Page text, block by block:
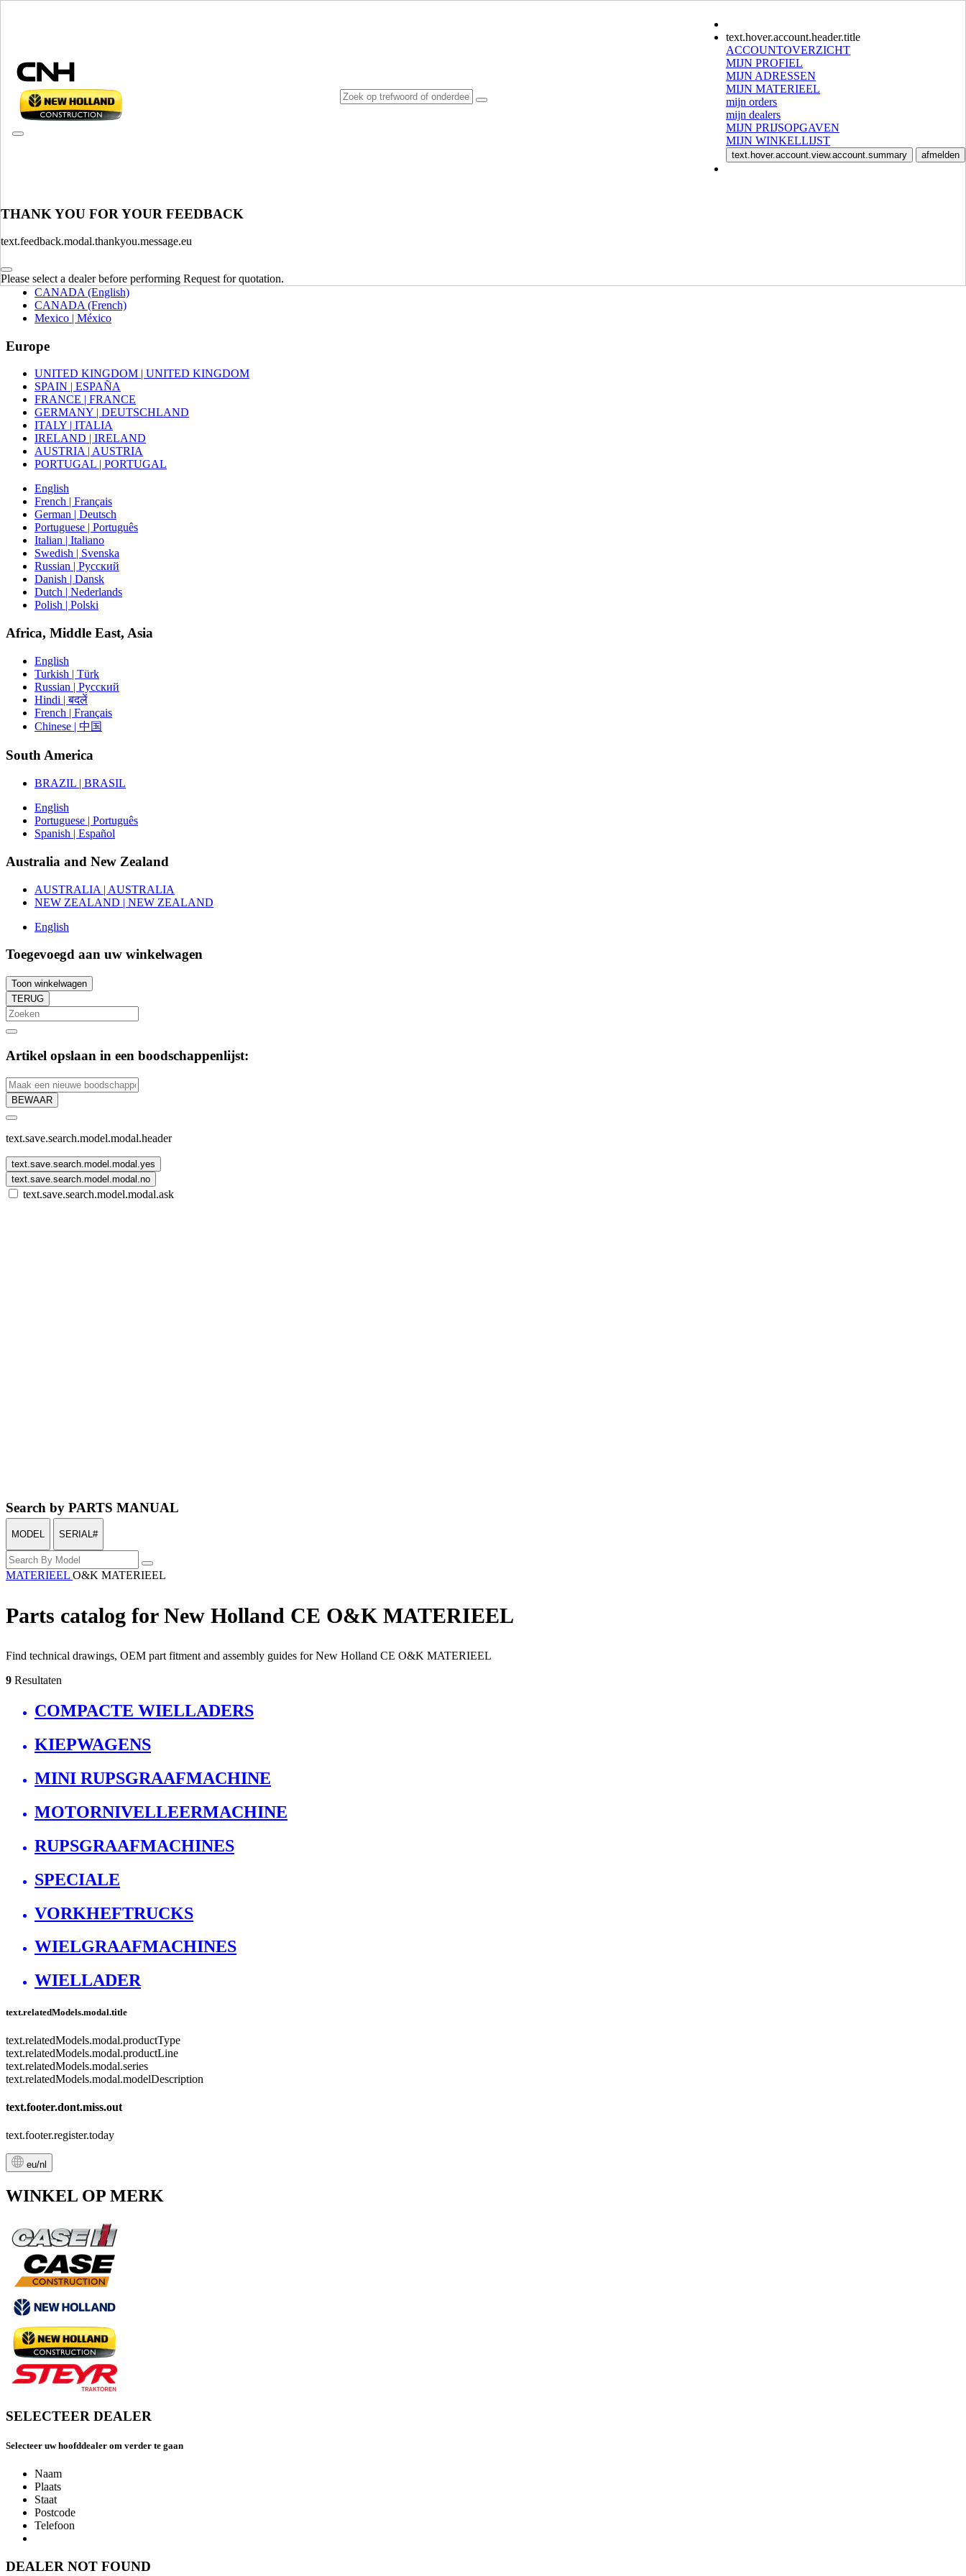
text.hover.account.header.title
ACCOUNTOVERZICHT
MIJN PROFIEL
MIJN ADRESSEN
MIJN MATERIEEL
mijn orders
mijn dealers
MIJN PRIJSOPGAVEN
MIJN WINKELLIJST
text.hover.account.view.account.summary afmelden
THANK YOU FOR YOUR FEEDBACK
text.feedback.modal.thankyou.message.eu
Please select a dealer before performing Request for quotation.
USA
CANADA (English)
CANADA (French)
Mexico | México
Europe
UNITED KINGDOM | UNITED KINGDOM
SPAIN | ESPAÑA
FRANCE | FRANCE
GERMANY | DEUTSCHLAND
ITALY | ITALIA
IRELAND | IRELAND
AUSTRIA | AUSTRIA
PORTUGAL | PORTUGAL
English
French | Français
German | Deutsch
Portuguese | Português
Italian | Italiano
Swedish | Svenska
Russian | Русский
Danish | Dansk
Dutch | Nederlands
Polish | Polski
Africa, Middle East, Asia
English
Turkish | Türk
Russian | Русский
Hindi | बदलें
French | Français
Chinese | 中国
South America
BRAZIL | BRASIL
English
Portuguese | Português
Spanish | Español
Australia and New Zealand
AUSTRALIA | AUSTRALIA
NEW ZEALAND | NEW ZEALAND
English
Toegevoegd aan uw winkelwagen
Toon winkelwagen
TERUG
Artikel opslaan in een boodschappenlijst:
BEWAAR
text.save.search.model.modal.header
text.save.search.model.modal.yes
text.save.search.model.modal.no
text.save.search.model.modal.ask
Search by PARTS MANUAL
MODEL SERIAL#
MATERIEEL O&K MATERIEEL
Parts catalog for New Holland CE O&K MATERIEEL
Find technical drawings, OEM part fitment and assembly guides for New Holland CE O&K MATERIEEL
9 Resultaten
COMPACTE WIELLADERS
KIEPWAGENS
MINI RUPSGRAAFMACHINE
MOTORNIVELLEERMACHINE
RUPSGRAAFMACHINES
SPECIALE
VORKHEFTRUCKS
WIELGRAAFMACHINES
WIELLADER
text.relatedModels.modal.title
text.relatedModels.modal.productType
text.relatedModels.modal.productLine
text.relatedModels.modal.series
text.relatedModels.modal.modelDescription
text.footer.dont.miss.out
text.footer.register.today
eu/nl
WINKEL OP MERK
SELECTEER DEALER
Selecteer uw hoofddealer om verder te gaan
Naam
Plaats
Staat
Postcode
Telefoon
DEALER NOT FOUND